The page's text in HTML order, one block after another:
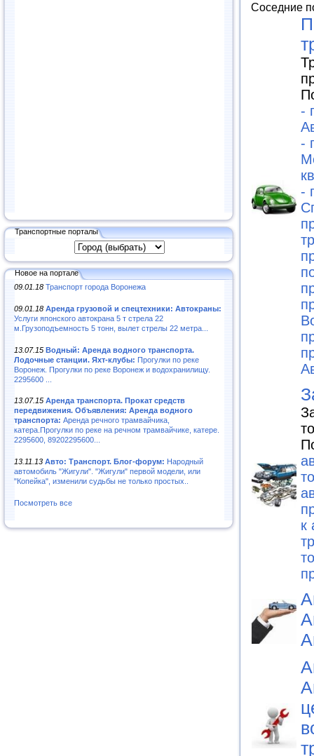
Транспортные порталы
Новое на портале
09.01.18 Транспорт города Воронежа
09.01.18 Аренда грузовой и спецтехники: Автокраны:
Услуги японского автокрана 5 т стрела 22
м.Грузоподъемность 5 тонн, вылет стрелы 22 метра...
13.07.15 Водный: Аренда водного транспорта.
Лодочные станции. Яхт-клубы: Прогулки по реке
Воронеж. Прогулки по реке Воронеж и водохранилищу.
2295600 ...
13.07.15 Аренда транспорта. Прокат средств
передвижения. Объявления: Аренда водного
транспорта: Аренда речного трамвайчика,
катера.Прогулки по реке на речном трамвайчике, катере.
2295600, 89202295600...
13.11.13 Авто: Транспорт. Блог-форум: Народный
автомобиль "Жигули". "Жигули" первой модели, или
"Копейка", изменили судьбы не только простых..
Посмотреть все
Соседние
-
-
-
к